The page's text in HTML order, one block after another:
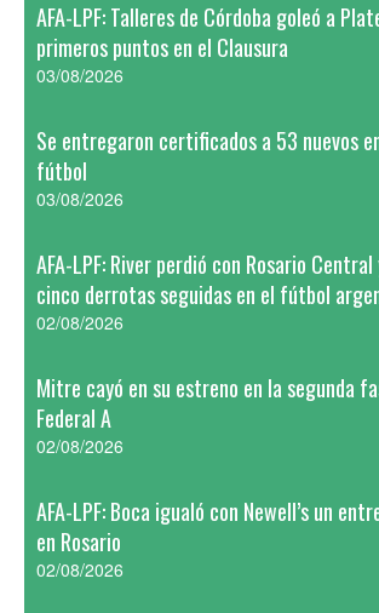
AFA-LPF: Talleres de Córdoba goleó a
primeros puntos en el Clausura
03/08/2026
Se entregaron certificados a 53 nuevos
fútbol
03/08/2026
AFA-LPF: River perdió con Rosario
cinco derrotas seguidas en el fútbol
02/08/2026
Mitre cayó en su estreno en la segunda
Federal A
02/08/2026
AFA-LPF: Boca igualó con Newell’s un
en Rosario
02/08/2026